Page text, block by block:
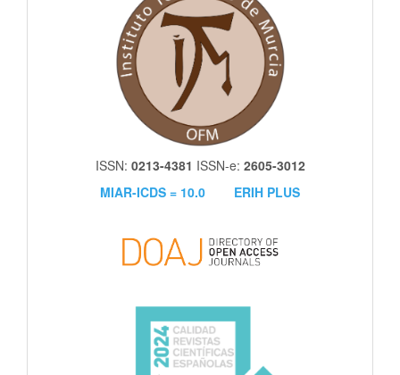
ISSN: 0213-4381 ISSN-e: 2605-3012
MIAR-ICDS = 10.0
ERIH PLUS